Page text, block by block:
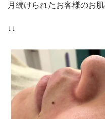
月続けられたお客様のお
↓↓